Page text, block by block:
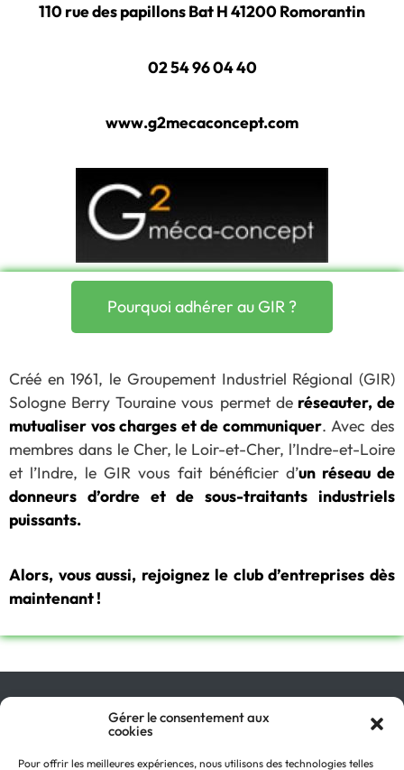
Gérer le consentement aux
cookies
Pour offrir les meilleures expériences, nous utilisons des technologies telles
110 rue des papillons Bat H41200 Romorantin
02 54 96 04 40
www.g2mecaconcept.com
Pourquoi adhérer au GIR ?
Créé en 1961, le Groupement Industriel Régional (GIR)
Sologne Berry Touraine vous permet deréseauter, de
mutualiser vos charges et de communiquer. Avec des
membres dans le Cher, le Loir-et-Cher, l’Indre-et-Loire
et l’Indre, le GIR vous fait bénéficier d’un réseau de
donneurs d’ordre et de sous-traitants industriels
puissants.
Alors, vous aussi, rejoignez le club d’entreprises dès
maintenant !
Qu’est-ce que le GIR ?
Pourquoi adhérer ?
On parle de nous !